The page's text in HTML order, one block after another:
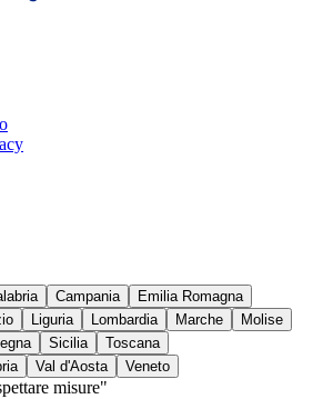
Campania
Emilia Romagna
Liguria Lombardia Marche
Molise
Sicilia
Toscana
Val d'Aosta Veneto
misure"